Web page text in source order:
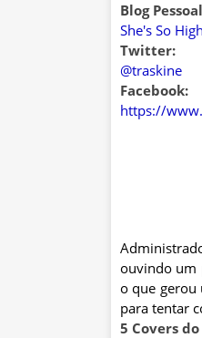
Blog
She's So High
Twitter:
@traskine
Facebook:
https://
ouvindo um
o que gerou
para tentar
5 Covers